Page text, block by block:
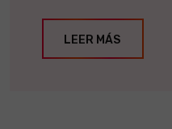
LEER MÁS